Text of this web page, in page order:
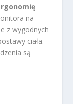
na
z wygodnych
ciała.
są